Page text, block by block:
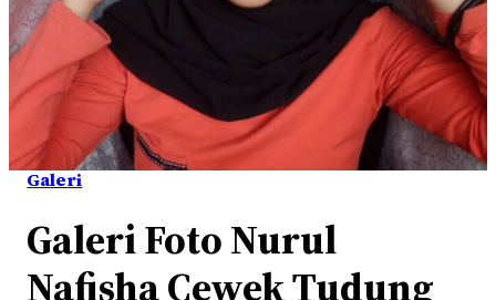
Galeri
Galeri Foto Nurul
Nafisha Cewek Tudung